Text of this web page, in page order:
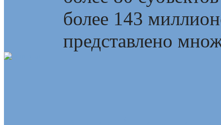
более 143
представлено